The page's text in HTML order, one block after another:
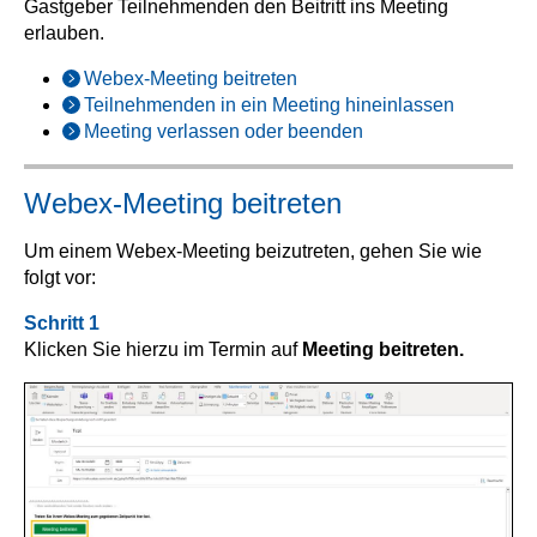
Gastgeber Teilnehmenden den Beitritt ins Meeting
erlauben.
Webex-Meeting beitreten
Teilnehmenden in ein Meeting hineinlassen
Meeting verlassen oder beenden
Webex-Meeting beitreten
Um einem Webex-Meeting beizutreten, gehen Sie wie
folgt vor:
Schritt 1
Klicken Sie hierzu im Termin aufMeeting beitreten.